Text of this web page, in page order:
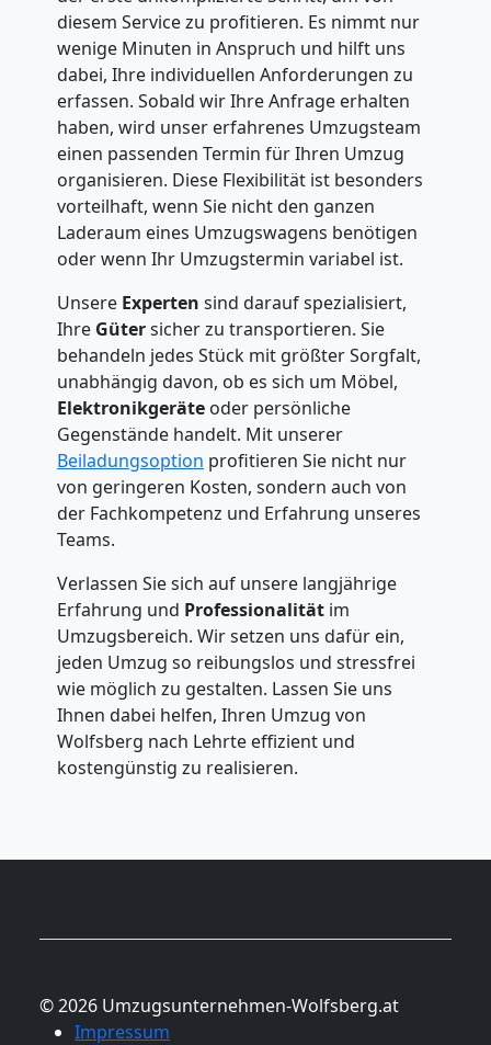
diesem Service zu profitieren. Es nimmt nur
wenige Minuten in Anspruch und hilft uns
dabei, Ihre individuellen Anforderungen zu
erfassen. Sobald wir Ihre Anfrage erhalten
haben, wird unser erfahrenes Umzugsteam
einen passenden Termin für Ihren Umzug
organisieren. Diese Flexibilität ist besonders
vorteilhaft, wenn Sie nicht den ganzen
Laderaum eines Umzugswagens benötigen
oder wenn Ihr Umzugstermin variabel ist.
Unsere Experten sind darauf spezialisiert,
Ihre Gütersicher zu transportieren. Sie
behandeln jedes Stück mit größter Sorgfalt,
unabhängig davon, ob es sich um Möbel,
Elektronikgeräte oder persönliche
Gegenstände handelt. Mit unserer
Beiladungsoption profitieren Sie nicht nur
von geringeren Kosten, sondern auch von
der Fachkompetenz und Erfahrung unseres
Teams.
Verlassen Sie sich auf unsere langjährige
Erfahrung und Professionalität im
Umzugsbereich. Wir setzen uns dafür ein,
jeden Umzug so reibungslos und stressfrei
wie möglich zu gestalten. Lassen Sie uns
Ihnen dabei helfen, Ihren Umzug von
Wolfsberg nach Lehrte effizient und
kostengünstig zu realisieren.
© 2026 Umzugsunternehmen-Wolfsberg.at
Impressum